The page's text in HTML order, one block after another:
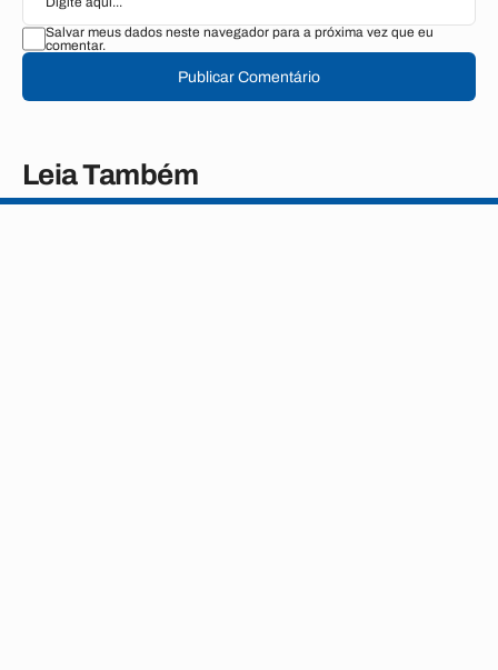
Salvar meus dados neste navegador para a próxima vez que eu
comentar.
Publicar Comentário
Leia Também